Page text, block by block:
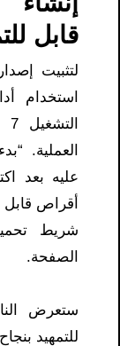
قابل
العملية.
عليه بعد
أقراص قابل
شريط
الصفحة.
ستعرض
للتمهيد